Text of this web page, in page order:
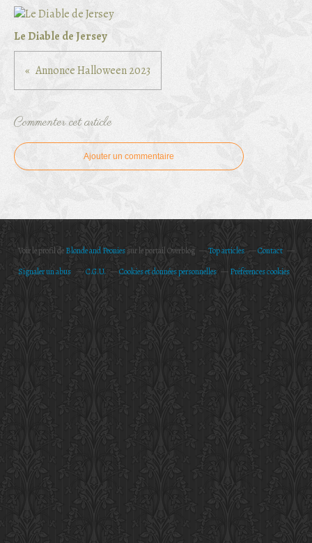
Le Diable de Jersey
Annonce Halloween 2023
Commenter cet article
Ajouter un commentaire
Voir le profil deBlonde and Peoniessur le portail Overblog Top articles
Contact
Signaler un abus
C.G.U. Cookies et données personnelles Préférences cookies